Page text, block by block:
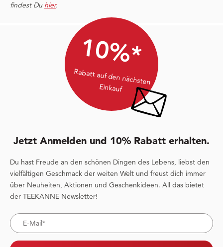
findest Du hier.
10%*
Rabatt auf den nächsten
Einkauf
Jetzt Anmelden und 10% Rabatt erhalten.
Du hast Freude an den schönen Dingen des Lebens, liebst den
vielfältigen Geschmack der weiten Welt und freust dich immer
über Neuheiten, Aktionen und Geschenkideen. All das bietet
der TEEKANNE Newsletter!